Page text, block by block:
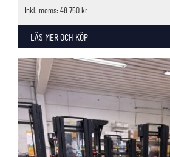
Inkl. moms: 48 750 kr
LÄS MER OCH KÖP